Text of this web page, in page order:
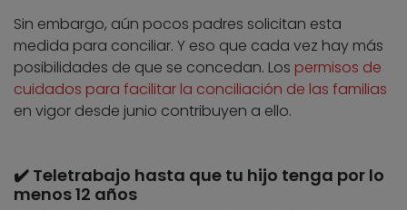
Sin embargo, aún pocos padres solicitan esta
medida para conciliar. Y eso que cada vez hay más
posibilidades de que se concedan. Los permisos de
cuidados para facilitar la conciliación de las familias
en vigor desde junio contribuyen a ello.
✔️ Teletrabajo hasta que tu hijo tenga por lo
menos 12 años